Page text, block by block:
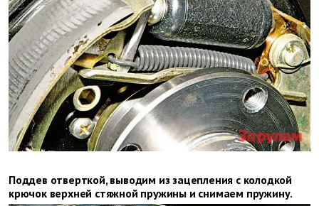
Поддев отверткой, выводим из зацепления с колодкой
крючок верхней стяжной пружины и снимаем пружину.